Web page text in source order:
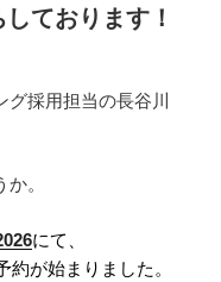
ております！
採用担当の長谷川
。
にて、
が始まりました。